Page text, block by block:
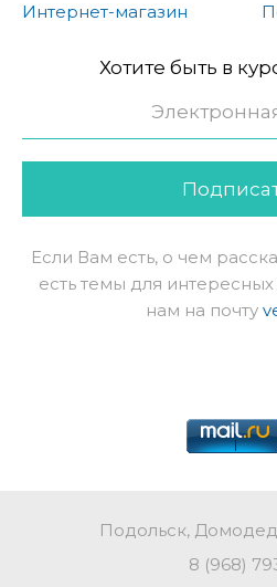
Интернет-магазин
Хотите быть в
Если Вам есть, о чем
есть темы для интересных
нам на почту
Подольск,
8 (968)